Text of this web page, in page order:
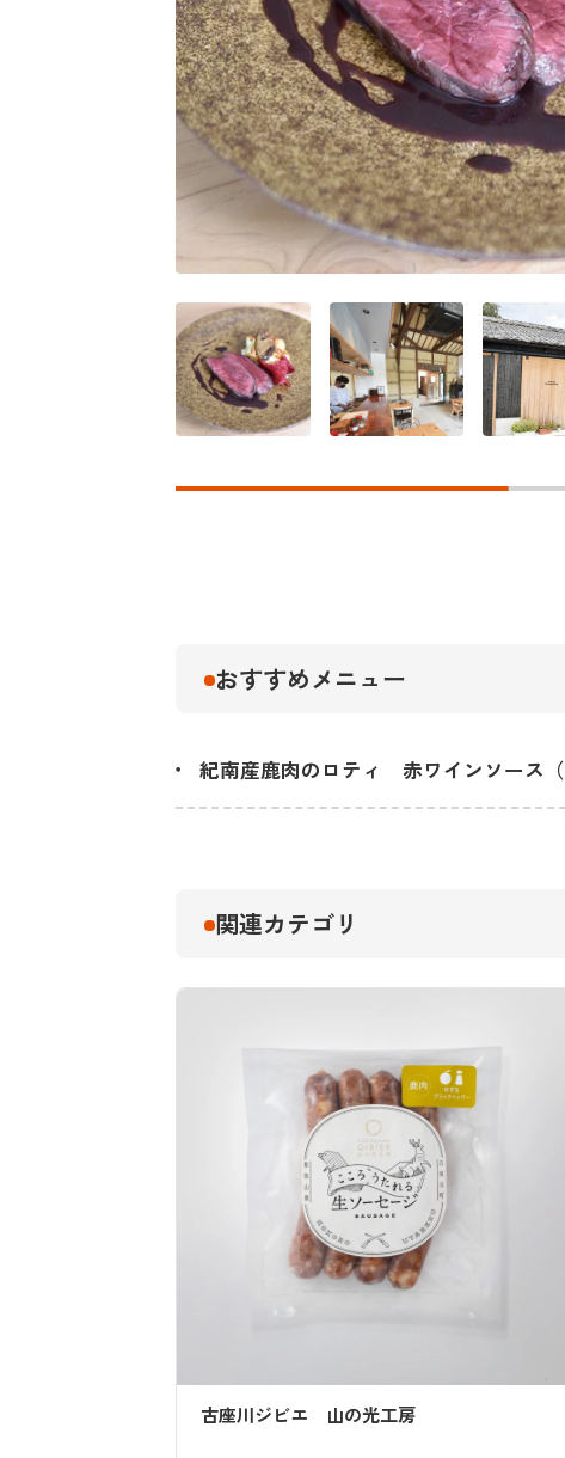
おすすめメニュー
紀南産鹿肉のロティ 赤ワインソース（
関連カテゴリ